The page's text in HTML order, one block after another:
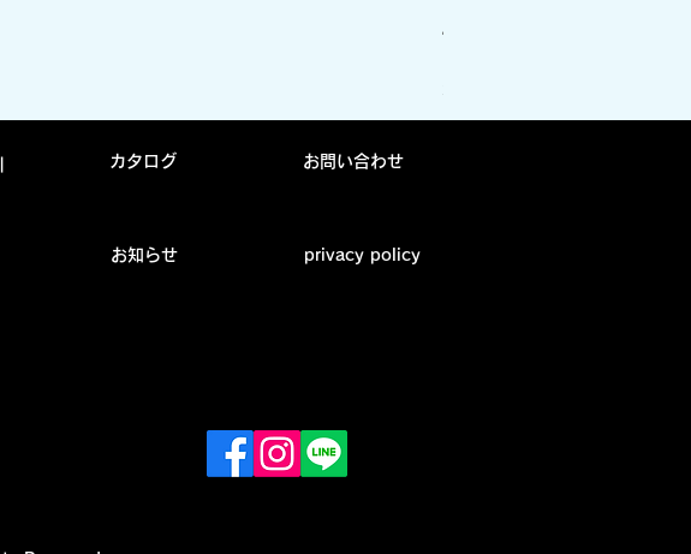
Arch ソックス vertical
カタログ お問い合わせ
お知らせ privacy policy